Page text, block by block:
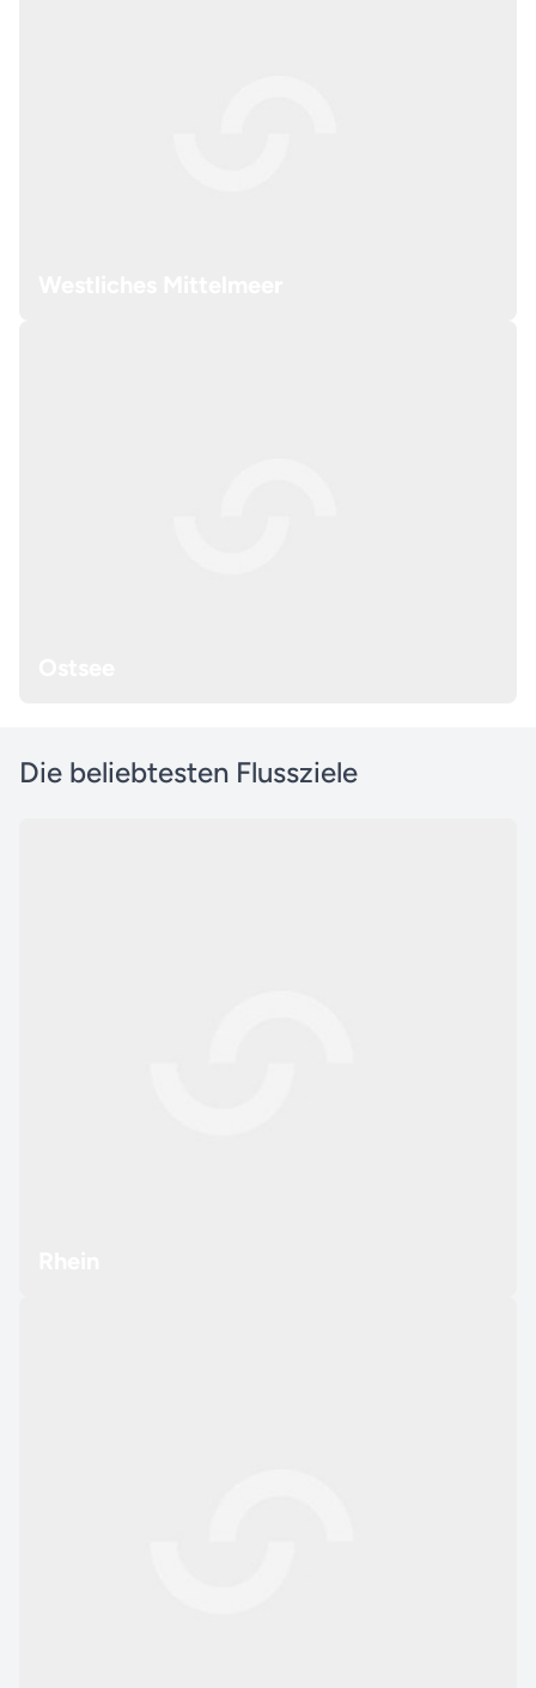
Die beliebtesten Flussziele